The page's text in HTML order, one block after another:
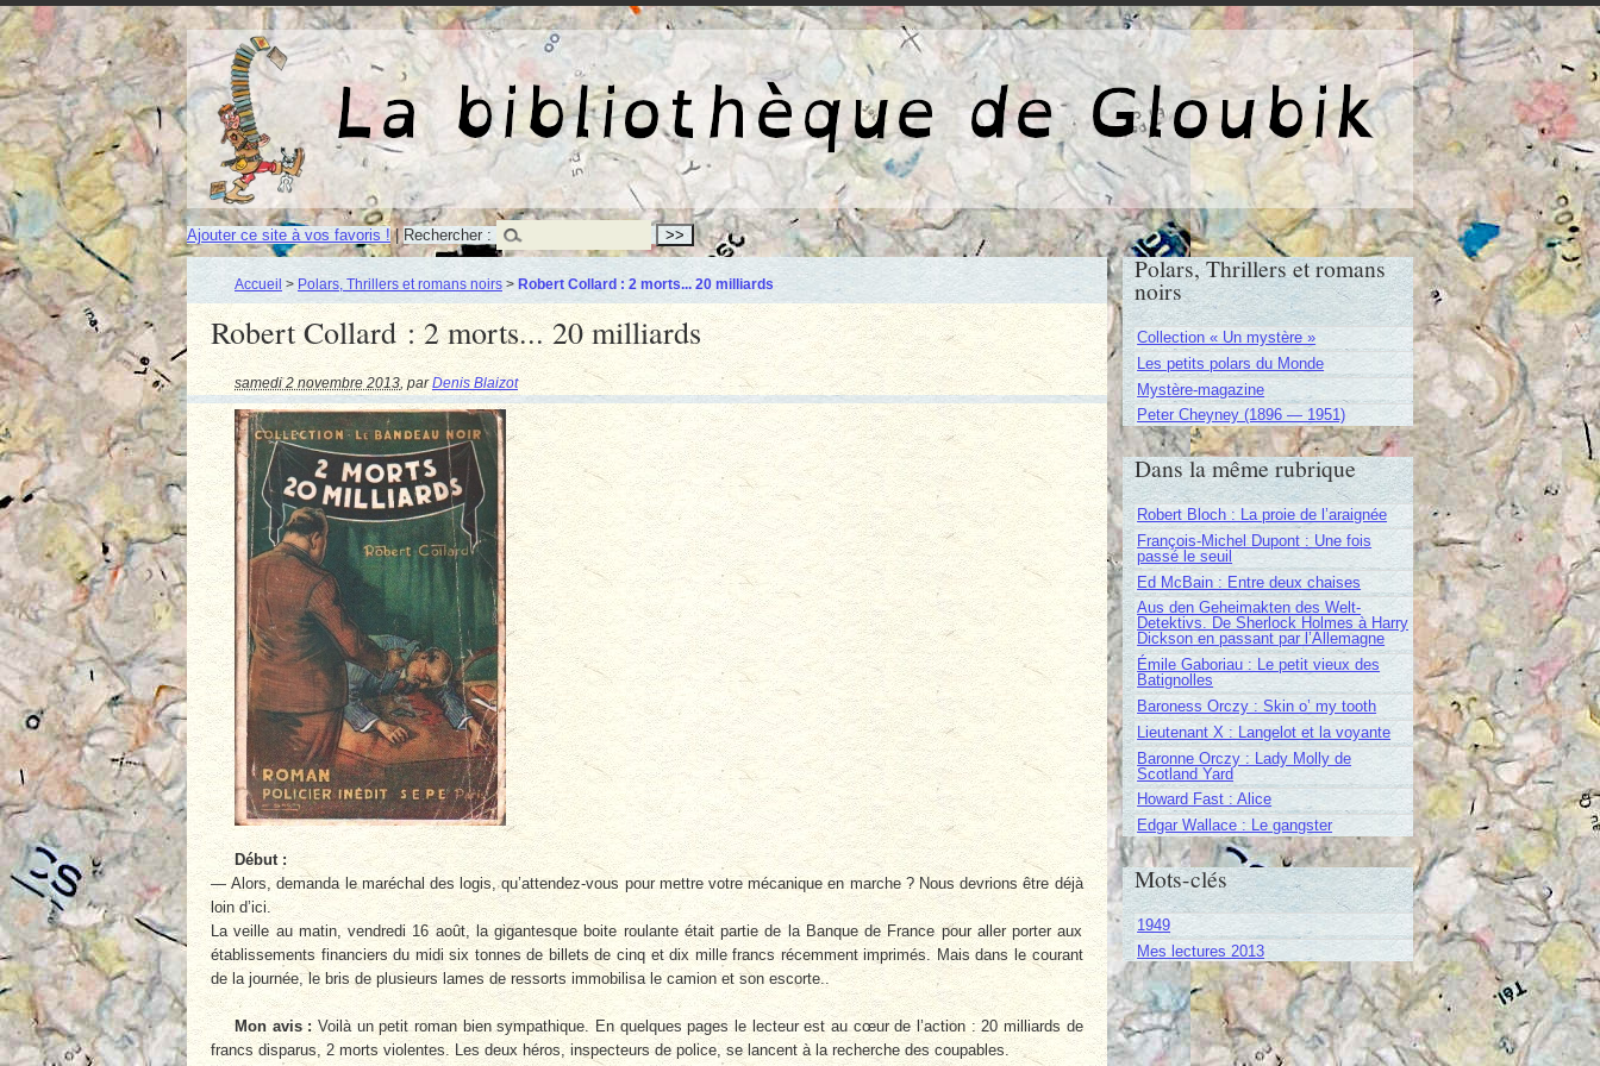
La bibliothèque de Gloubik
Ajouter ce site à vos favoris !|Rechercher :
Accueil > Polars, Thrillers et romans noirs > Robert Collard : 2 morts... 20 milliards
Robert Collard : 2 morts... 20 milliards
samedi 2 novembre 2013,parDenis Blaizot
Début :
— Alors, demanda le maréchal des logis, qu’attendez-vous pour mettre votre mécanique en marche ? Nous devrions être déjà
loin d’ici.
La veille au matin, vendredi 16 août, la gigantesque boite roulante était partie de la Banque de France pour aller porter aux
établissements financiers du midi six tonnes de billets de cinq et dix mille francs récemment imprimés. Mais dans le courant
de la journée, le bris de plusieurs lames de ressorts immobilisa le camion et son escorte..
Mon avis :Voilà un petit roman bien sympathique. En quelques pages le lecteur est au cœur de l’action : 20 milliards de
francs disparus, 2 morts violentes. Les deux héros, inspecteurs de police, se lancent à la recherche des coupables.
Polars, Thrillers et romans
noirs
Collection « Un mystère »
Les petits polars du Monde
Mystère-magazine
Peter Cheyney (1896 — 1951)
Dans la même rubrique
Robert Bloch : La proie de l’araignée
François-Michel Dupont : Une fois
passé le seuil
Ed McBain : Entre deux chaises
Aus den Geheimakten des Welt-
Detektivs. De Sherlock Holmes à Harry
Dickson en passant par l’Allemagne
Émile Gaboriau : Le petit vieux des
Batignolles
Baroness Orczy : Skin o’ my tooth
Lieutenant X : Langelot et la voyante
Baronne Orczy : Lady Molly de
Scotland Yard
Howard Fast : Alice
Edgar Wallace : Le gangster
Mots-clés
1949
Mes lectures 2013